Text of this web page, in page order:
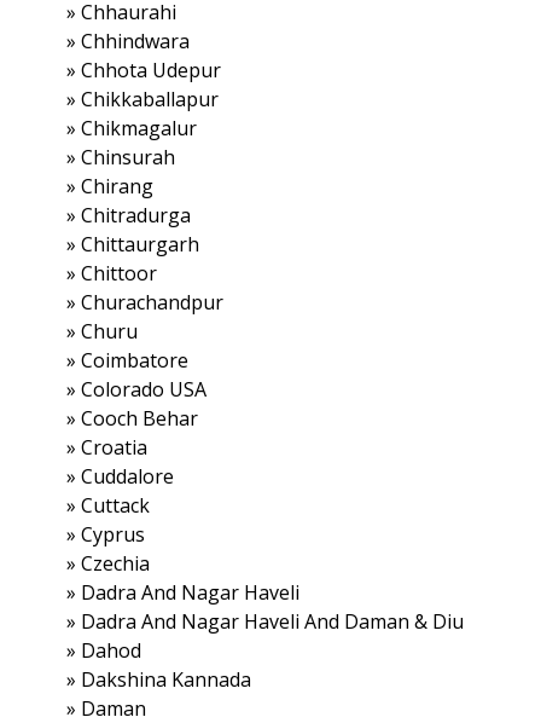
» Chhaurahi
» Chhindwara
» Chhota Udepur
» Chikkaballapur
» Chikmagalur
» Chinsurah
» Chirang
» Chitradurga
» Chittaurgarh
» Chittoor
» Churachandpur
» Churu
» Coimbatore
» Colorado USA
» Cooch Behar
» Croatia
» Cuddalore
» Cuttack
» Cyprus
» Czechia
» Dadra And Nagar Haveli
» Dadra And Nagar Haveli And Daman & Diu
» Dahod
» Dakshina Kannada
» Daman